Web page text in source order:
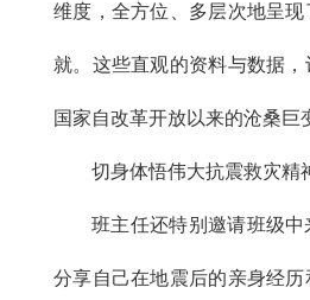
维度，全方位、多层次地呈
就。这些直观的资料与数据，
国家自改革开放以来的沧桑巨
切身体悟伟大抗震救灾精
班主任还特别邀请班级
分享自己在地震后的亲身经